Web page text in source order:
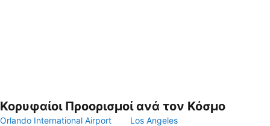
Κορυφαίοι Προορισμοί ανά τον Κόσμο
Orlando International Airport
Los Angeles